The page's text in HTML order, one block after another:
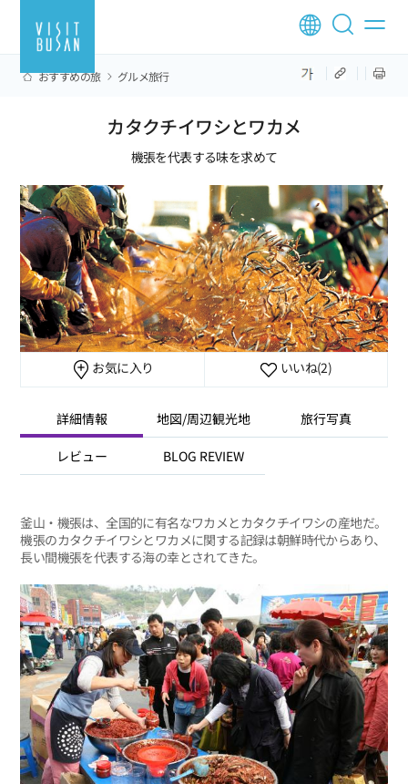
おすすめの旅 グルメ旅行
カタクチイワシとワカメ
機張を代表する味を求めて
お気に入り いいね(2)
詳細情報 地図/周辺観光地 旅行写真
レビュー BLOG REVIEW
釜山・機張は、全国的に有名なワカメとカタクチイワシの産地だ。
機張のカタクチイワシとワカメに関する記録は朝鮮時代からあり、
長い間機張を代表する海の幸とされてきた。